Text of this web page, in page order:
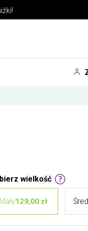
wielkość
Mały129,00 zł